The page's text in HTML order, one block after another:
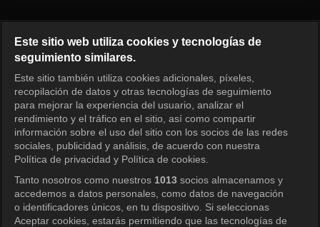
Iniciar sesión
Este sitio web utiliza cookies y tecnologías de
seguimiento similares.
Este sitio también utiliza cookies adicionales, píxeles,
recopilación de datos y otras tecnologías de seguimiento
para mejorar la experiencia del usuario, analizar el
rendimiento y el tráfico en el sitio, así como compartir
información sobre el uso del sitio con los socios de las redes
sociales, publicidad y análisis, de acuerdo con nuestra
Política de privacidad y Política de cookies.
Tanto nosotros como nuestros 1013 socios almacenamos y
accedemos a datos personales, como datos de navegación
o identificadores únicos, en tu dispositivo. Si seleccionas
Aceptar cookies, estarás permitiendo que las tecnologías de